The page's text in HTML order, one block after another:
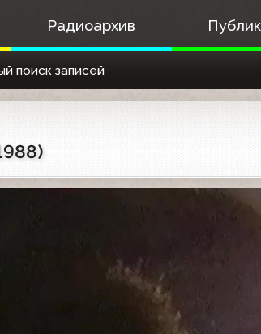
Радиоархив
поиск записей